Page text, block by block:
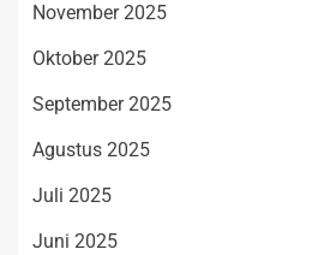
November 2025
Oktober 2025
September 2025
Agustus 2025
Juli 2025
Juni 2025